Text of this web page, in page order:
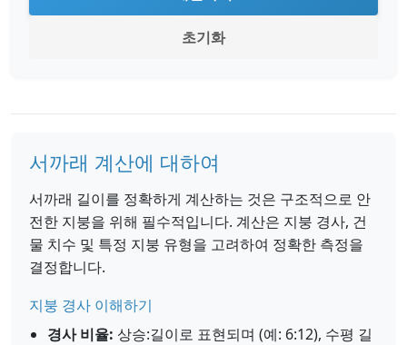
초기화
서까래 계산에 대하여
서까래 길이를 정확하게 계산하는 것은 구조적으로 안
전한 지붕을 위해 필수적입니다. 계산은 지붕 경사, 건
물 치수 및 특정 지붕 유형을 고려하여 정확한 측정을
결정합니다.
지붕 경사 이해하기
경사 비율: 상승:길이로 표현되며 (예: 6:12), 수평 길